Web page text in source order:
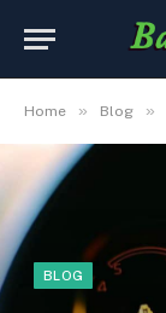
Home » Blog »
BLOG